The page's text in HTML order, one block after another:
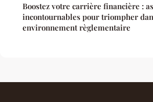
Boostez votre carrière financière :
incontournables pour triompher
environnement règlementaire